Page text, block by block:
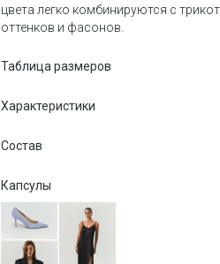
цвета легко комбинируются с
оттенков и фасонов.
Таблица размеров
Характеристики
Состав
Капсулы